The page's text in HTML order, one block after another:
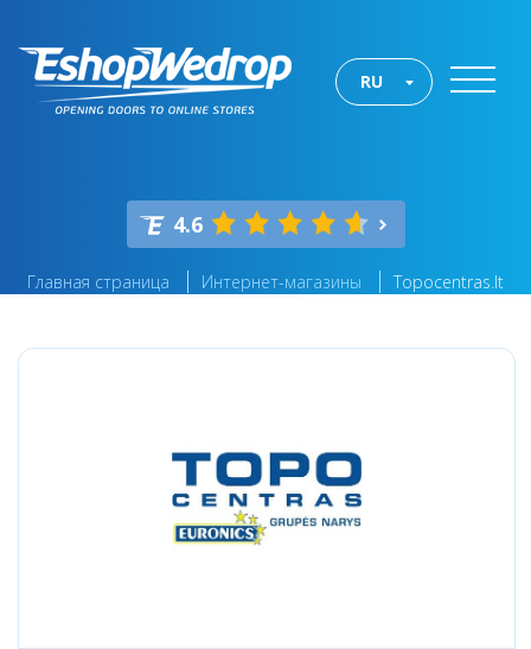
RU
4.6
Главная страница Интернет-магазины Topocentras.lt